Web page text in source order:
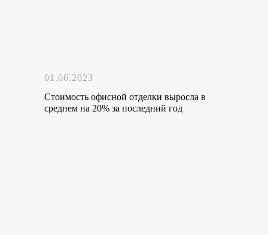
01.06.2023
Стоимость офисной отделки выросла в
среднем на 20% за последний год